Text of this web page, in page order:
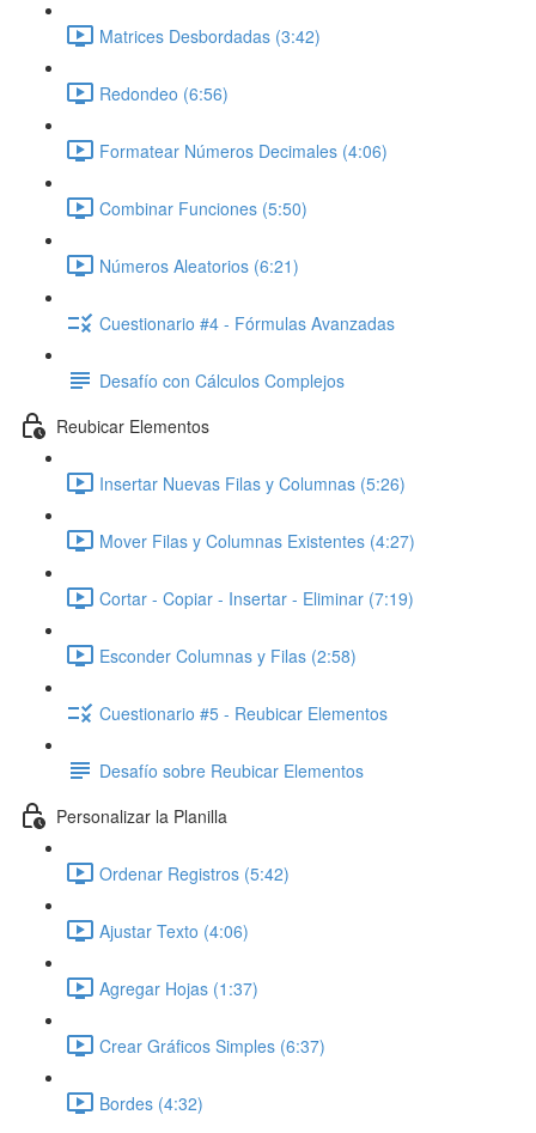
Matrices Desbordadas (3:42)
Redondeo (6:56)
Formatear Números Decimales (4:06)
Combinar Funciones (5:50)
Números Aleatorios (6:21)
Cuestionario #4 - Fórmulas Avanzadas
Desafío con Cálculos Complejos
Reubicar Elementos
Insertar Nuevas Filas y Columnas (5:26)
Mover Filas y Columnas Existentes (4:27)
Cortar - Copiar - Insertar - Eliminar (7:19)
Esconder Columnas y Filas (2:58)
Cuestionario #5 - Reubicar Elementos
Desafío sobre Reubicar Elementos
Personalizar la Planilla
Ordenar Registros (5:42)
Ajustar Texto (4:06)
Agregar Hojas (1:37)
Crear Gráficos Simples (6:37)
Bordes (4:32)